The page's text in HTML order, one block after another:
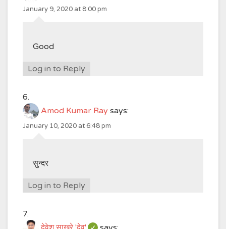
January 9, 2020 at 8:00 pm
Good
Log in to Reply
Amod Kumar Ray says:
January 10, 2020 at 6:48 pm
सुन्दर
Log in to Reply